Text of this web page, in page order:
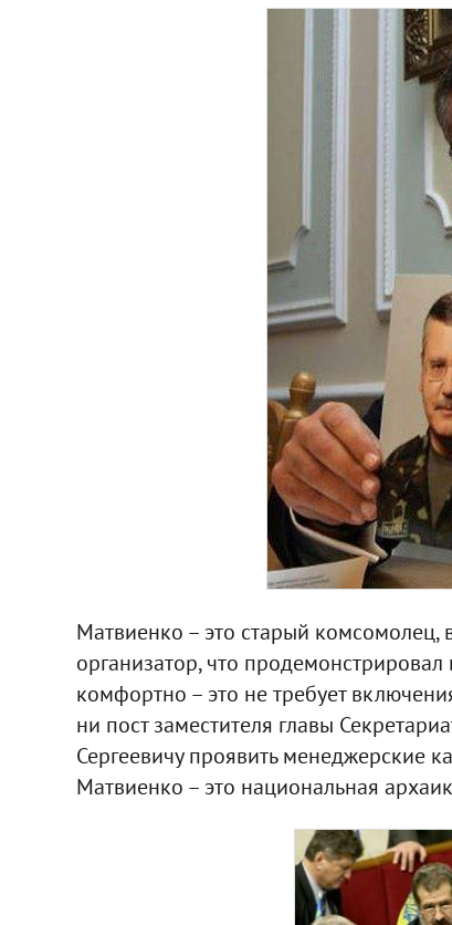
Матвиенко – это старый
организатор, что
комфортно – это не требует
ни пост заместителя главы
Сергеевичу проявить менеджерские
Матвиенко – это национальная